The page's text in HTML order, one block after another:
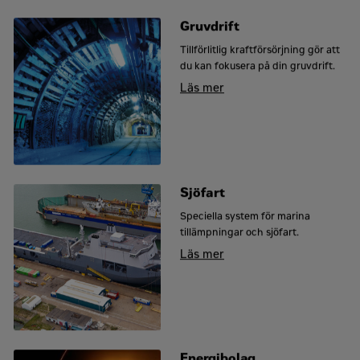
Gruvdrift
Tillförlitlig kraftförsörjning gör att
du kan fokusera på din gruvdrift.
Läs mer
Sjöfart
Speciella system för marina
tillämpningar och sjöfart.
Läs mer